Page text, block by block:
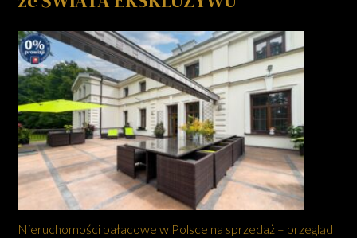
Nieruchomości pałacowe w Polsce na sprzedaż – przegląd